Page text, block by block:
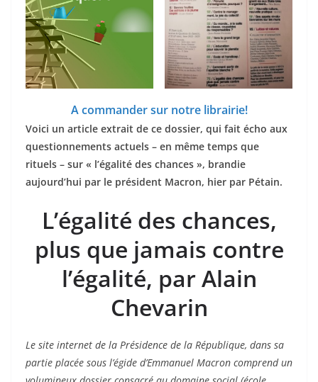
A commander sur notre librairie!
Voici un article extrait de ce dossier, qui fait écho aux
questionnements actuels – en même temps que
rituels – sur « l’égalité des chances », brandie
aujourd’hui par le président Macron, hier par Pétain.
L’égalité des chances,
plus que jamais contre
l’égalité, par Alain
Chevarin
Le site internet de la Présidence de la République, dans sa
partie placée sous l’égide d’Emmanuel Macron comprend un